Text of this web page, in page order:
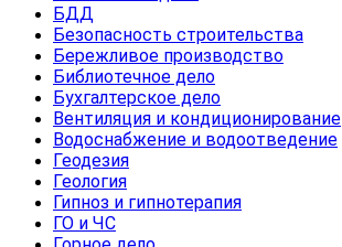
БДД
Безопасность строительства
Бережливое производство
Библиотечное дело
Бухгалтерское дело
Вентиляция и кондиционирование
Водоснабжение и водоотведение
Геодезия
Геология
Гипноз и гипнотерапия
ГО и ЧС